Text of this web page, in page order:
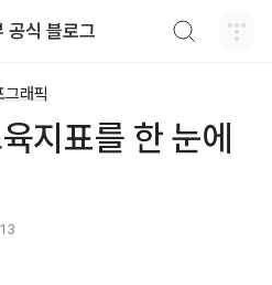
공식 블로그
그래픽
지표를 한 눈에